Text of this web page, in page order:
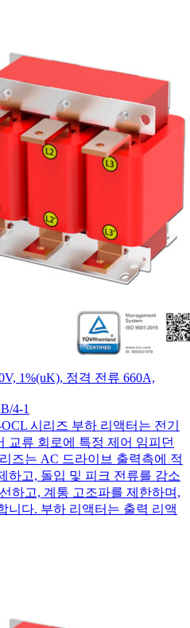
1%(uK), 정격 전류 660A,
4-1
시리즈 부하 리액터는 전기
교류 회로에 특정 제어 임피던
즈는 AC 드라이브 출력측에 적
하고, 돌입 및 피크 전류를 감소
하고, 계통 고조파를 제한하며,
니다. 부하 리액터는 출력 리액